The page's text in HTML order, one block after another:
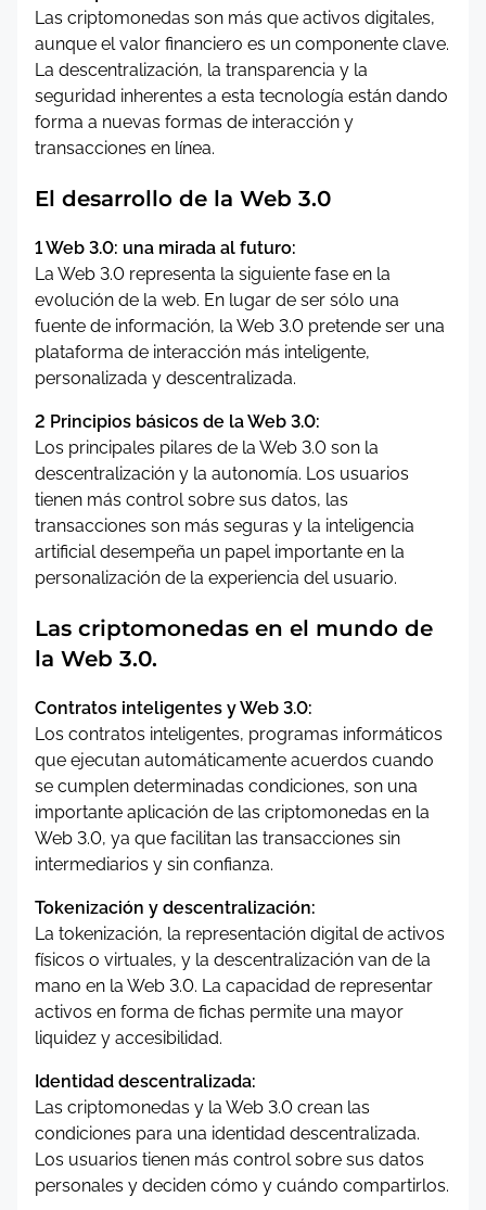
Las criptomonedas son más que activos digitales,
aunque el valor financiero es un componente clave.
La descentralización, la transparencia y la
seguridad inherentes a esta tecnología están dando
forma a nuevas formas de interacción y
transacciones en línea.
El desarrollo de la Web 3.0
1 Web 3.0: una mirada al futuro:
La Web 3.0 representa la siguiente fase en la
evolución de la web. En lugar de ser sólo una
fuente de información, la Web 3.0 pretende ser una
plataforma de interacción más inteligente,
personalizada y descentralizada.
2 Principios básicos de la Web 3.0:
Los principales pilares de la Web 3.0 son la
descentralización y la autonomía. Los usuarios
tienen más control sobre sus datos, las
transacciones son más seguras y la inteligencia
artificial desempeña un papel importante en la
personalización de la experiencia del usuario.
Las criptomonedas en el mundo de
la Web 3.0.
Contratos inteligentes y Web 3.0:
Los contratos inteligentes, programas informáticos
que ejecutan automáticamente acuerdos cuando
se cumplen determinadas condiciones, son una
importante aplicación de las criptomonedas en la
Web 3.0, ya que facilitan las transacciones sin
intermediarios y sin confianza.
Tokenización y descentralización:
La tokenización, la representación digital de activos
físicos o virtuales, y la descentralización van de la
mano en la Web 3.0. La capacidad de representar
activos en forma de fichas permite una mayor
liquidez y accesibilidad.
Identidad descentralizada:
Las criptomonedas y la Web 3.0 crean las
condiciones para una identidad descentralizada.
Los usuarios tienen más control sobre sus datos
personales y deciden cómo y cuándo compartirlos.